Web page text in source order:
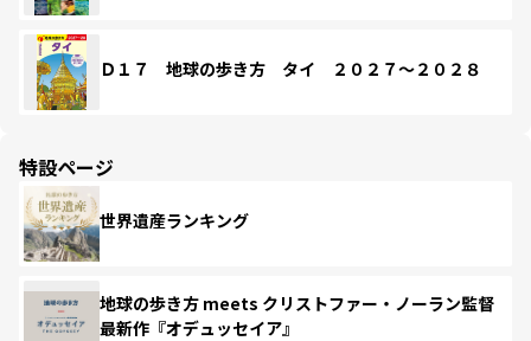
Ｄ１７ 地球の歩き方 タイ ２０２７～２０２８
特設ページ
世界遺産ランキング
地球の歩き方 meets クリストファー・ノーラン監督
最新作『オデュッセイア』